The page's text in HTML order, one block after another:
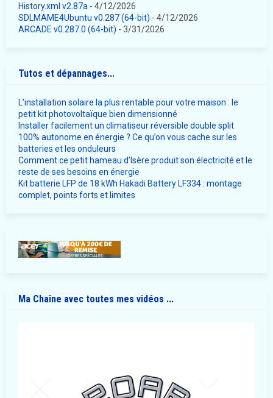
History.xml v2.87a - 4/12/2026
SDLMAME4Ubuntu v0.287 (64-bit) - 4/12/2026
ARCADE v0.287.0 (64-bit) - 3/31/2026
Tutos et dépannages...
L’installation solaire la plus rentable pour votre maison : le
petit kit photovoltaïque bien dimensionné
Installer facilement un climatiseur réversible double split
100% autonome en énergie ? Ce qu’on vous cache sur les
batteries et les onduleurs
Comment ce petit hameau d’Isère produit son électricité et le
reste de ses besoins en énergie
Kit batterie LFP de 18 kWh Hakadi Battery LF334 : montage
complet, points forts et limites
Ma Chaîne avec toutes mes vidéos ...